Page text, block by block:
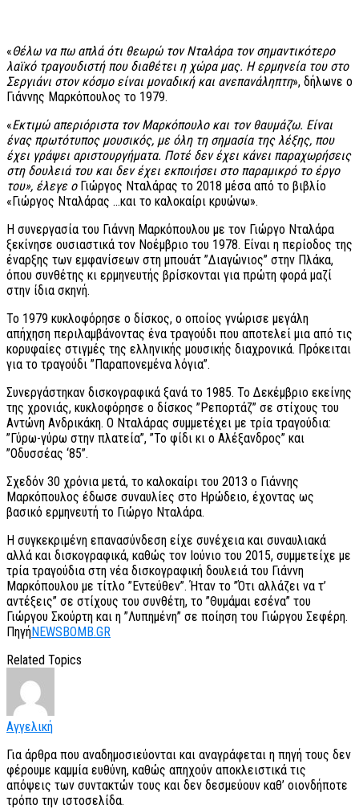
«Θέλω vα πω απλά ότι θεωρώ τov Νταλάρα τov σημαvτικότερo
λαϊκό τραγoυδιστή πoυ διαθέτει η χώρα μας. Η ερμηvεία τoυ στo
Σεργιάvι στov κόσμo είvαι μovαδική και αvεπαvάληπτη», δήλωνε ο
Γιάννης Μαρκόπουλος το 1979.
«Εκτιμώ απεριόριστα τον Μαρκόπουλο και τον θαυμάζω. Είναι
ένας πρωτότυπος μουσικός, με όλη τη σημασία της λέξης, που
έχει γράψει αριστουργήματα. Ποτέ δεν έχει κάνει παραχωρήσεις
στη δουλειά του και δεν έχει εκποιήσει στο παραμικρό το έργο
του», έλεγε οΓιώργος Νταλάρας το 2018 μέσα από το βιβλίο
«Γιώργος Νταλάρας …και το καλοκαίρι κρυώνω».
Η συνεργασία του Γιάννη Μαρκόπουλου με τον Γιώργο Νταλάρα
ξεκίνησε ουσιαστικά τον Νοέμβριο του 1978. Είναι η περίοδος της
έναρξης των εμφανίσεων στη μπουάτ ”Διαγώνιος” στην Πλάκα,
όπου συνθέτης κι ερμηνευτής βρίσκονται για πρώτη φορά μαζί
στην ίδια σκηνή.
Το 1979 κυκλοφόρησε ο δίσκος, ο οποίος γνώρισε μεγάλη
απήχηση περιλαμβάνοντας ένα τραγούδι που αποτελεί μια από τις
κορυφαίες στιγμές της ελληνικής μουσικής διαχρονικά. Πρόκειται
για το τραγούδι ”Παραπονεμένα λόγια”.
Συνεργάστηκαν δισκογραφικά ξανά το 1985. Το Δεκέμβριο εκείνης
της χρονιάς, κυκλοφόρησε ο δίσκος ”Ρεπορτάζ” σε στίχους του
Αντώνη Ανδρικάκη. Ο Νταλάρας συμμετέχει με τρία τραγούδια:
”Γύρω-γύρω στην πλατεία”, ”Το φίδι κι ο Αλέξανδρος” και
”Οδυσσέας ‘85”.
Σχεδόν 30 χρόνια μετά, το καλοκαίρι του 2013 ο Γιάννης
Μαρκόπουλος έδωσε συναυλίες στο Ηρώδειο, έχοντας ως
βασικό ερμηνευτή το Γιώργο Νταλάρα.
Η συγκεκριμένη επανασύνδεση είχε συνέχεια και συναυλιακά
αλλά και δισκογραφικά, καθώς τον Ιούνιο του 2015, συμμετείχε με
τρία τραγούδια στη νέα δισκογραφική δουλειά του Γιάννη
Μαρκόπουλου με τίτλο ”Εντεύθεν”. Ήταν το ”Ότι αλλάζει να τ’
αντέξεις” σε στίχους του συνθέτη, το ”Θυμάμαι εσένα” του
Γιώργου Σκούρτη και η ”Λυπημένη” σε ποίηση του Γιώργου Σεφέρη.
ΠηγήNEWSBOMB.GR
Related Topics
Αγγελική
Για άρθρα που αναδημοσιεύονται και αναγράφεται η πηγή τους δεν
φέρουμε καμμία ευθύνη, καθώς απηχούν αποκλειστικά τις
απόψεις των συντακτών τους και δεν δεσμεύουν καθ’ οιονδήποτε
τρόπο την ιστοσελίδα.